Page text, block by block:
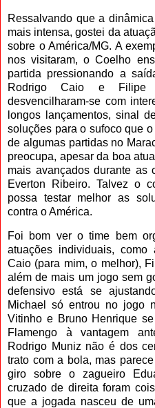
Ressalvando que a
mais intensa, gostei da
sobre o América/MG. A
nos visitaram, o Coelho
partida pressionando a
Rodrigo Caio e Filipe
desvencilharam-se com
longos lançamentos, sinal
soluções para o sufoco que
de algumas partidas no
preocupa, apesar da boa
mais avançados durante as
Everton Ribeiro. Talvez o
possa testar melhor as
contra o América.
Foi bom ver o time bem
atuações individuais, como
Caio (para mim, o melhor),
além de mais um jogo sem
defensivo está se
Michael só entrou no jogo
Vitinho e Bruno Henrique
Flamengo à vantagem
Rodrigo Muniz não é dos
trato com a bola, mas
giro sobre o zagueiro
cruzado de direita foram
que a jogada nasceu de